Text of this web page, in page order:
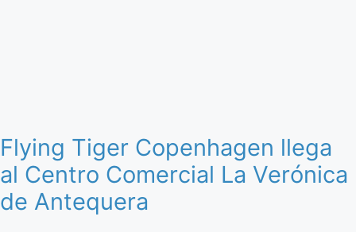
Flying Tiger Copenhagen llega
al Centro Comercial La Verónica
de Antequera